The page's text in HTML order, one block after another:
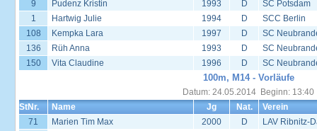
9
Pudenz Kristin 1993 D
SC Potsdam
1
Hartwig Julie 1994 D
SCC Berlin
108
Kempka Lara 1997 D
SC
136
Rüh Anna 1993 D
SC
150
Vita Claudine 1996 D SC
100m, M14 - Vorläufe
Datum: 24.05.2014 Beginn: 13:40
StNr.
Name Jg Nat.
Verein
71
Marien Tim Max 2000 D
LAV Ribnitz-